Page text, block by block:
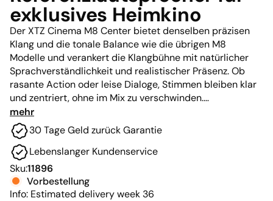
exklusives Heimkino
Der XTZ Cinema M8 Center bietet denselben präzisen
Klang und die tonale Balance wie die übrigen M8
Modelle und verankert die Klangbühne mit natürlicher
Sprachverständlichkeit und realistischer Präsenz. Ob
rasante Action oder leise Dialoge, Stimmen bleiben klar
und zentriert, ohne im Mix zu verschwinden.
Dank seiner fortschrittlichen Treiberkonfiguration und
breiten Abstrahlung sorgt der M8 Center für ein
gleichmäßiges, immersives Klangbild auf allen
Sitzplätzen im Raum.
mehr
30 Tage Geld zurück Garantie
Lebenslanger Kundenservice
Sku:11896
Vorbestellung
Info: Estimated delivery week 36